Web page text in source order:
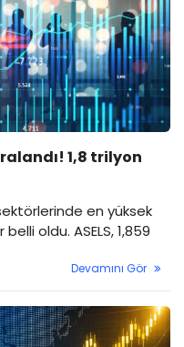
1,8 trilyon
en yüksek
oldu. ASELS, 1,859
Devamını Gör